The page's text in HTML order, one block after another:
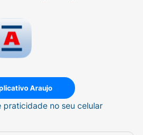
Araujo
praticidade no seu celular